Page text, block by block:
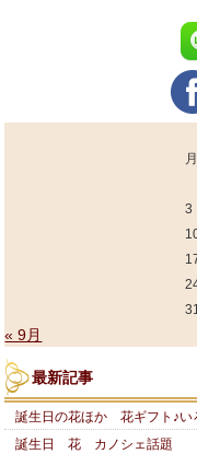
月
3
« 9月
最新記事
誕生日の花ほか 花ギフト♪
誕生日 花 カノシェ話題